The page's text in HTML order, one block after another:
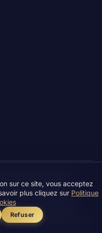
sur ce site, vous acceptez
plus cliquez sur Politique
Refuser
sur Boatcible ne servent
un tiers n'est effectuée.
·
RGPD / Mentions
IA en référencement (SEO